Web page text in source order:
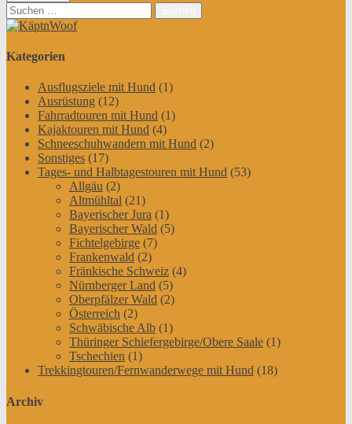
Suchen
nach:
Kategorien
Ausflugsziele mit Hund (1)
Ausrüstung (12)
Fahrradtouren mit Hund (1)
Kajaktouren mit Hund (4)
Schneeschuhwandern mit Hund (2)
Sonstiges (17)
Tages- und Halbtagestouren mit Hund (53)
Allgäu (2)
Altmühltal (21)
Bayerischer Jura (1)
Bayerischer Wald (5)
Fichtelgebirge (7)
Frankenwald (2)
Fränkische Schweiz (4)
Nürnberger Land (5)
Oberpfälzer Wald (2)
Österreich (2)
Schwäbische Alb (1)
Thüringer Schiefergebirge/Obere Saale (1)
Tschechien (1)
Trekkingtouren/Fernwanderwege mit Hund (18)
Archiv